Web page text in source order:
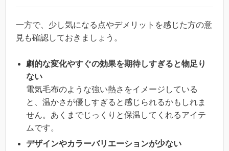
一方で、少し気になる点やデメリットを感じた方の意
見も確認しておきましょう。
劇的な変化やすぐの効果を期待しすぎると物足り
ない
電気毛布のような強い熱さをイメージしている
と、温かさが優しすぎると感じられるかもしれま
せん。あくまでじっくりと保温してくれるアイテ
ムです。
デザインやカラーバリエーションが少ない